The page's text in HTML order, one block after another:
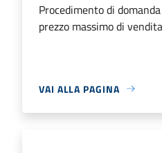
Procedimento di
prezzo massimo di vendita
VAI ALLA PAGINA